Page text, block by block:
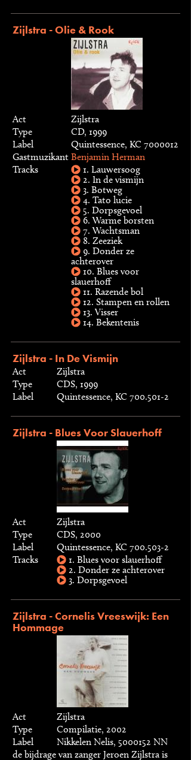
Zijlstra - Olie & Rook
Act
Zijlstra
Type
CD, 1999
Label
Quintessence, KC 7000012
Gastmuzikant Benjamin Herman
Tracks
1. Lauwersoog
2. In de vismijn
3. Botweg
4. Tato lucie
5. Dorpsgevoel
6. Warme borsten
7. Wachtsman
8. Zeeziek
9. Donder ze
achterover
10. Blues voor
slauerhoff
11. Razende bol
12. Stampen en rollen
13. Visser
14. Bekentenis
Zijlstra - In De Vismijn
Act
Zijlstra
Type
CDS, 1999
Label
Quintessence, KC 700.501-2
Zijlstra - Blues Voor Slauerhoff
Act
Zijlstra
Type
CDS, 2000
Label
Quintessence, KC 700.503-2
Tracks
1. Blues voor slauerhoff
2. Donder ze achterover
3. Dorpsgevoel
Zijlstra - Cornelis Vreeswijk: Een
Hommage
Act
Zijlstra
Type
Compilatie, 2002
Label
Nikkelen Nelis, 5000152 NN
de bijdrage van zanger Jeroen Zijlstra is